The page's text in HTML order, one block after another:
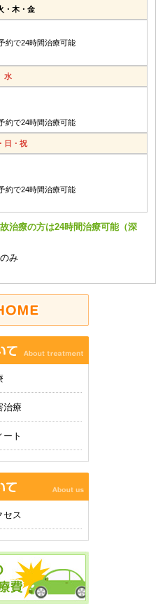
・木・金
約で24時間治療可能
水
約で24時間治療可能
日・祝
約で24時間治療可能
治療の方は24時間治療可能（深
み
治療
ート
セス